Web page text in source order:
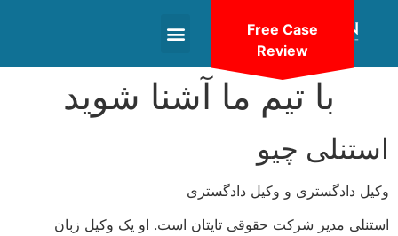
با تیم ما آشنا شوید
استنلی چیو
وکیل دادگستری و وکیل دادگستری
استنلی مدیر شرکت حقوقی تایتان است. او یک وکیل زبان
Free Case
Review